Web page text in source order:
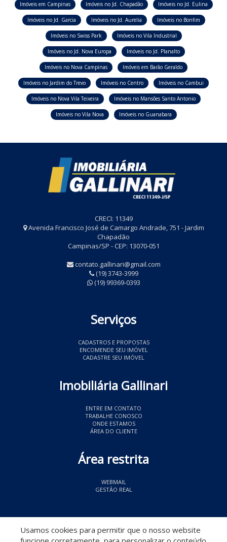
Imóveis em Campinas Imóveis no Jd. Chapadão Imóveis no Jd. Eulina
Imóveis no Jd. Garcia Imóveis no Jd. Aurelia Imóveis no Bonfim
Imóveis no Swiss Park Imóveis no Vila Industrial
Imóveis no Jd. Nova Europa Imóveis no Jd. Planalto
Imóveis no Nova Campinas Imóveis em Barão Geraldo
Imóveis no Jardim do Trevo Imóveis no Centro Imóveis no Cambui
Imóveis no Nova Vila Teixeira Imóveis no Mansões Santo Antonio
Imóveis no Vila Nova Imóveis no Guanabara
CRECI: 11349
Avenida Francisco José de Camargo Andrade, 751 - Jardim
Chapadão
Campinas/SP - CEP: 13070-051
contato.gallinari@gmail.com
(19) 3743-3999
(19) 99369-0393
Serviços
CADASTROS E PROPOSTAS
ENCOMENDE SEU IMÓVEL
CADASTRE SEU IMÓVEL
Imobiliária Gallinari
ENTRE EM CONTATO
TRABALHE CONOSCO
ONDE ESTAMOS
ÁREA DO CLIENTE
Área restrita
WEBMAIL
GESTÃO REAL
Usamos cookies para permitir que o nosso website